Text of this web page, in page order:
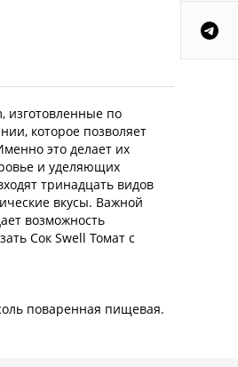
изготовленные по
которое позволяет
это делает их
и уделяющих
тринадцать видов
вкусы. Важной
возможность
Сок Swell Томат с
поваренная пищевая.